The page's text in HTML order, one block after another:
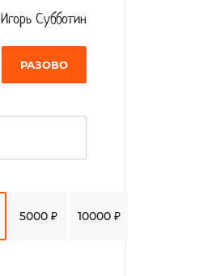
Игорь Субботин
РАЗОВО
5000 ₽ 10000 ₽